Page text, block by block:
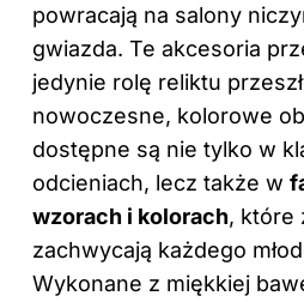
powracają na salony
gwiazda. Te akcesoria
jedynie rolę reliktu
nowoczesne, kolorowe
dostępne są nie tylko w
odcieniach, lecz także w
wzorach i kolorach, które
zachwycają każdego
Wykonane z miękkiej